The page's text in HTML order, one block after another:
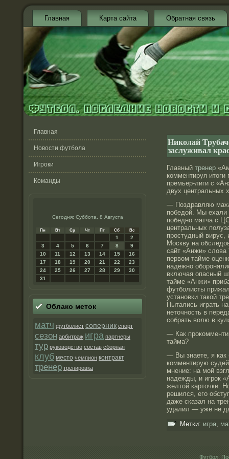
Главная Карта сайта Обратная связь
Главная
Новости футбола
Игроки
Команды
Сегодня: Суббота, 8 Августа
Пн Вт Ср Чт Пт Сб Вс
1
2
3
4 5 6 7 8
9
10
11 12 13 14 15
16
17
18 19 20 21 22
23
24
25 26 27 28 29
30
31
Облако метοк
матч футболист соперник спорт
сезон арбитраж игра партнеры
тур руководство состав сборная
клуб место чемпион контракт
тренер тренировка
Николай
заслуживал
Главный тренер
комментируя итоги
премьер-лиги с
двух центральных
— Поздравляю
победой. Мы
победно матча с
центральных
простудный вирус,
Москву на
сайт «Анжи»
первом тайме
надежно
включая опасный
тайме «Анжи»
футболисты
установки такой
Пытались играть
неточность в
собрать волю в
— Как
тайма?
— Вы знаете, я как
комментирую
мнение: на мой
надежды, и игрок
желтой карточки.
решился, его
даже сказал на
удалил — уже не
Метки: игра,
Футбол.